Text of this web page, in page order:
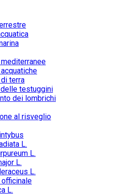
terra
testuggini
dei lombrichi
al risveglio
L.
L.
L.
L.
officinale
L.